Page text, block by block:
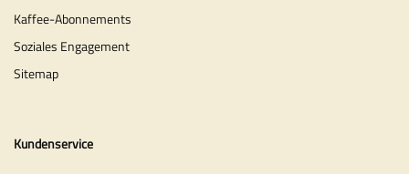
Kaffee-Abonnements
Soziales Engagement
Sitemap
Kundenservice